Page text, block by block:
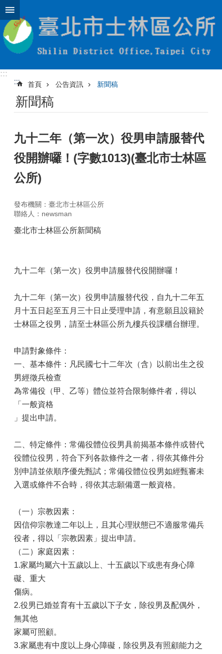
跳到主要內容區塊
:::
:::
首頁 公告資訊 新聞稿
新聞稿
九十二年（第一次）役男申請服替代
役開辦囉！(字數1013)(臺北市士林區
公所)
發布機關：臺北市士林區公所
聯絡人：newsman
臺北市士林區公所新聞稿
九十二年（第一次）役男申請服替代役開辦囉！
九十二年（第一次）役男申請服替代役，自九十二年五
月十五日起至五月三十日止受理申請，有意願且設籍於
士林區之役男，請至士林區公所九樓兵役課櫃台辦理。
申請對象條件：
一、基本條件：凡民國七十二年次（含）以前出生之役
男經徵兵檢查
為常備役（甲、乙等）體位並符合限制條件者，得以
「一般資格
」提出申請。
二、特定條件：常備役體位役男具前揭基本條件或替代
役體位役男，符合下列各款條件之一者，得依其條件分
別申請並依順序優先甄試；常備役體位役男如經甄審未
入選或條件不合時，得依其志願備選一般資格。
（一）宗教因素：
因信仰宗教達二年以上，且其心理狀態已不適服常備兵
役者，得以「宗教因素」提出申請。
（二）家庭因素：
1.家屬均屬六十五歲以上、十五歲以下或患有身心障
礙、重大
傷病。
2.役男已婚並育有十五歲以下子女，除役男及配偶外，
無其他
家屬可照顧。
3.家屬患有中度以上身心障礙，除役男及有照顧能力之